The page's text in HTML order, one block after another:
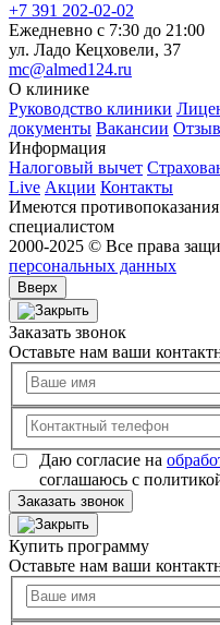
+7 391 202-02-02
Ежедневно c 7:30 до 21:00
ул. Ладо Кецховели, 37
mc@almed124.ru
О клинике
Руководство клиники
документы Вакансии
Информация
Налоговый вычет
Live Акции Контакты
Имеются
специалистом
2000-2025 © Все права
персональных данных
Вверх
Заказать звонок
Оставьте нам ваши
Даю согласие на
соглашаюсь с
Заказать звонок
Купить программу
Оставьте нам ваши